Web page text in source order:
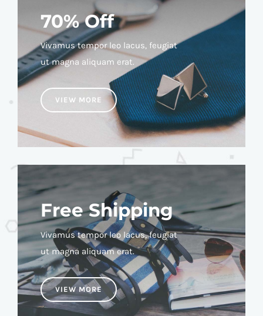
70% Off
Vivamus tempor leo lacus, feugiat
ut magna aliquam erat.
VIEW MORE
Free Shipping
Vivamus tempor leo lacus, feugiat
ut magna aliquam erat.
VIEW MORE